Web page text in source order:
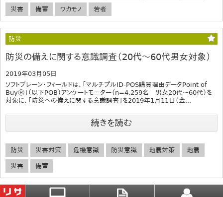
災害 備蓄 ワカモノ 若者
防災
防災の備えに関する意識調査（20代～60代男女対象）
2019年03月05日
ソフトブレーン・フィールドは、「マルチプルID-POS購買理由データPoint of
BuyⓇ」（以下POB）アンケートモニター（n=4,259名 男女20代～60代）を
対象に、「防災への備えに関する意識調査」を2019年1月11日（金...
続きを読む
防災 災害対策 危機意識 防災意識 地震対策 地震
災害 備蓄